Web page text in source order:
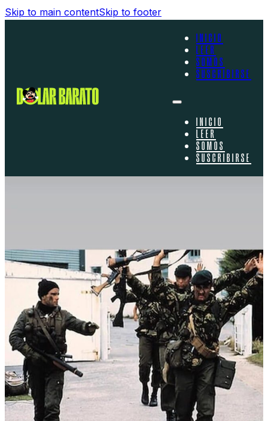
Skip to main contentSkip to footer
INICIO
LEER
SOMOS
SUSCRIBIRSE
INICIO
LEER
SOMOS
SUSCRIBIRSE